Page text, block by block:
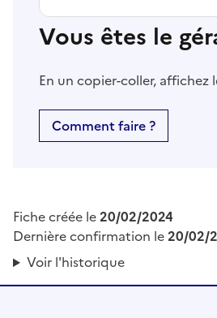
Vous êtes le
En un copier-coller,
Comment faire ?
Fiche créée le20/02/2024
Dernière confirmation le20/02/
Voir l'historique